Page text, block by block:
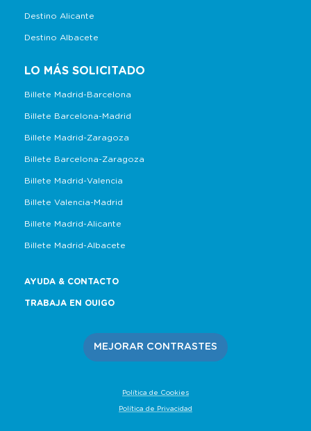
Destino Alicante
Destino Albacete
LO MÁS SOLICITADO
Billete Madrid-Barcelona
Billete Barcelona-Madrid
Billete Madrid-Zaragoza
Billete Barcelona-Zaragoza
Billete Madrid-Valencia
Billete Valencia-Madrid
Billete Madrid-Alicante
Billete Madrid-Albacete
AYUDA & CONTACTO
TRABAJA EN OUIGO
MEJORAR CONTRASTES
Política de Cookies
Política de Privacidad